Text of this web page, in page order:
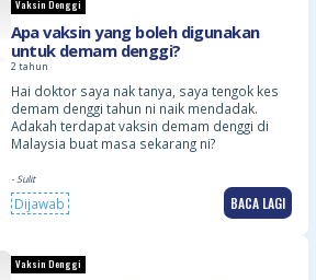
Vaksin Denggi
Apa vaksin yang boleh digunakan
untuk demam denggi?
2 tahun
Hai doktor saya nak tanya, saya tengok kes
demam denggi tahun ni naik mendadak.
Adakah terdapat vaksin demam denggi di
Malaysia buat masa sekarang ni?
- Sulit
Dijawab BACA LAGI
Vaksin Denggi